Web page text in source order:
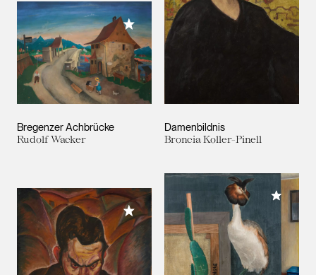
Bregenzer Achbrücke
Rudolf Wacker
Meiner Sammlung hinzufügen
Damenbildnis
Broncia Koller-Pinell
Meiner Sammlung hinzufügen
Meiner